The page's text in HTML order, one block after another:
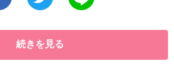
続きを見る